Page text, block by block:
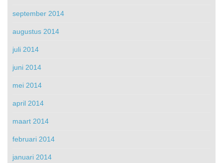
september 2014
augustus 2014
juli 2014
juni 2014
mei 2014
april 2014
maart 2014
februari 2014
januari 2014